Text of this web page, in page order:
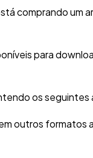
comprando um
para
os seguintes
outros formatos